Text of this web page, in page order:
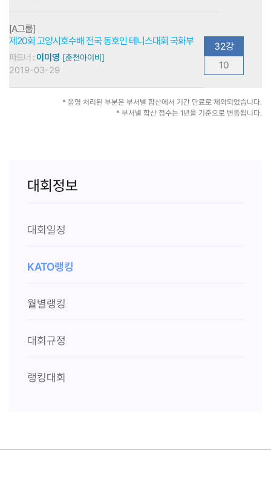
[A그룹]
제20회 고양시호수배 전국 동호인 테니스대회 국화부
파트너 :이미영 [춘천아이비]
2019-03-29
32강
10
* 음영 처리된 부분은 부서별 합산에서 기간 만료로 제외되었습니다.
* 부서별 합산 점수는 1년을 기준으로 변동됩니다.
대회정보
대회일정
KATO랭킹
월별랭킹
대회규정
랭킹대회